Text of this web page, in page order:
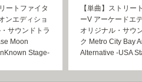
ートファイタ
ンエディショ
サウンドトラ
Moon
Stage-
【単曲】ストリー
ーV アーケードエ
オリジナル・サウ
ク Metro City Bay
Alternative -USA